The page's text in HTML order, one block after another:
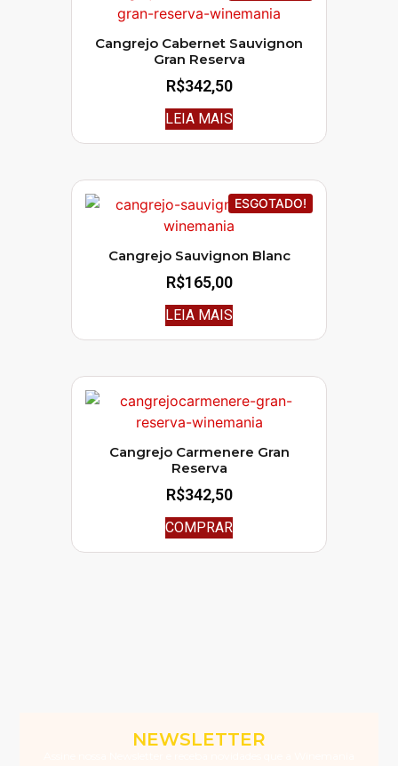
Cangrejo Cabernet Sauvignon
Gran Reserva
R$342,50
LEIA MAIS
ESGOTADO!
Cangrejo Sauvignon Blanc
R$165,00
LEIA MAIS
Cangrejo Carmenere Gran
Reserva
R$342,50
COMPRAR
NEWSLETTER